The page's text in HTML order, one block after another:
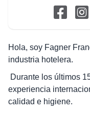
Hola, soy Fagner
industria hotelera.
Durante los últimos
experiencia
calidad e higiene.